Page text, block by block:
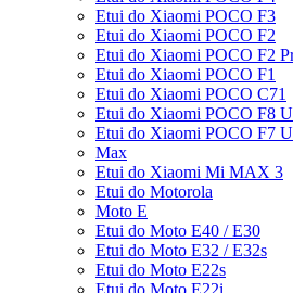
Etui do Xiaomi POCO F3
Etui do Xiaomi POCO F2
Etui do Xiaomi POCO F2
Etui do Xiaomi POCO F1
Etui do Xiaomi POCO C71
Etui do Xiaomi POCO F8
Etui do Xiaomi POCO F7
Max
Etui do Xiaomi Mi MAX 3
Etui do Motorola
Moto E
Etui do Moto E40 / E30
Etui do Moto E32 / E32s
Etui do Moto E22s
Etui do Moto E22i